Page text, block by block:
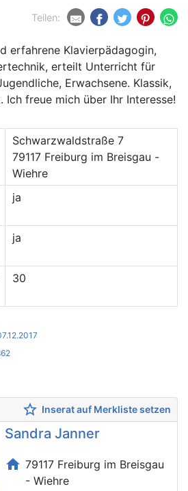
Teilen:
erfahrene Klavierpädagogin,
erteilt Unterricht für
Erwachsene. Klassik,
Ich freue mich über Ihr Interesse!
Schwarzwaldstraße 7
79117 Freiburg im Breisgau -
Wiehre
ja
ja
30
star_border Inserat auf Merkliste setzen
Sandra Janner
home 79117 Freiburg im Breisgau
- Wiehre